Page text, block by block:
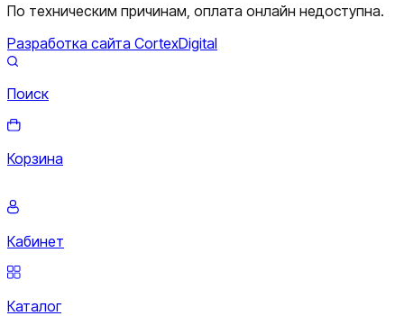
По техническим причинам, оплата онлайн недоступна.
Разработка сайта CortexDigital
Поиск
Корзина
Кабинет
Каталог